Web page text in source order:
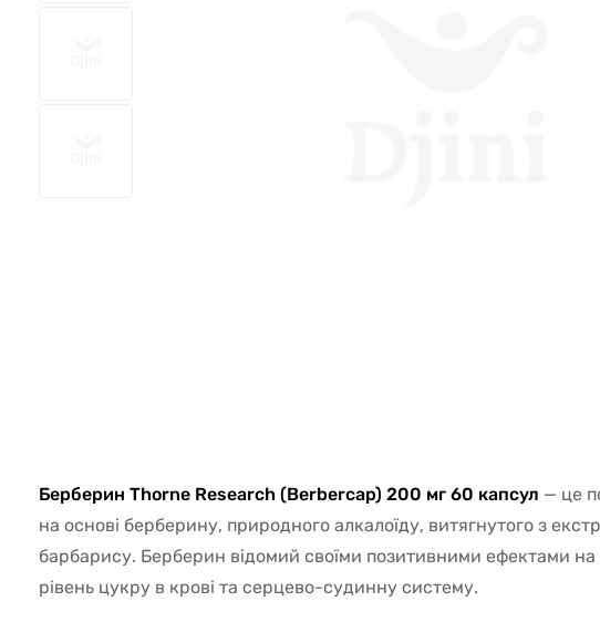
Берберин Thorne Research (Berbercap) 200 мг 60 капсул — це
на основі берберину, природного алкалоїду, витягнутого з
барбарису. Берберин відомий своїми позитивними ефектами на
рівень цукру в крові та серцево-судинну систему.